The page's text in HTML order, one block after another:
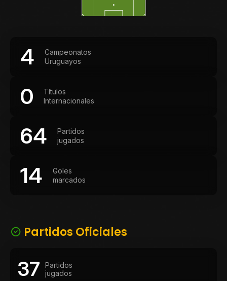
4
Campeonatos
Uruguayos
0
Títulos
Internacionales
64
Partidos
jugados
14
Goles
marcados
Partidos Oficiales
37
Partidos
jugados